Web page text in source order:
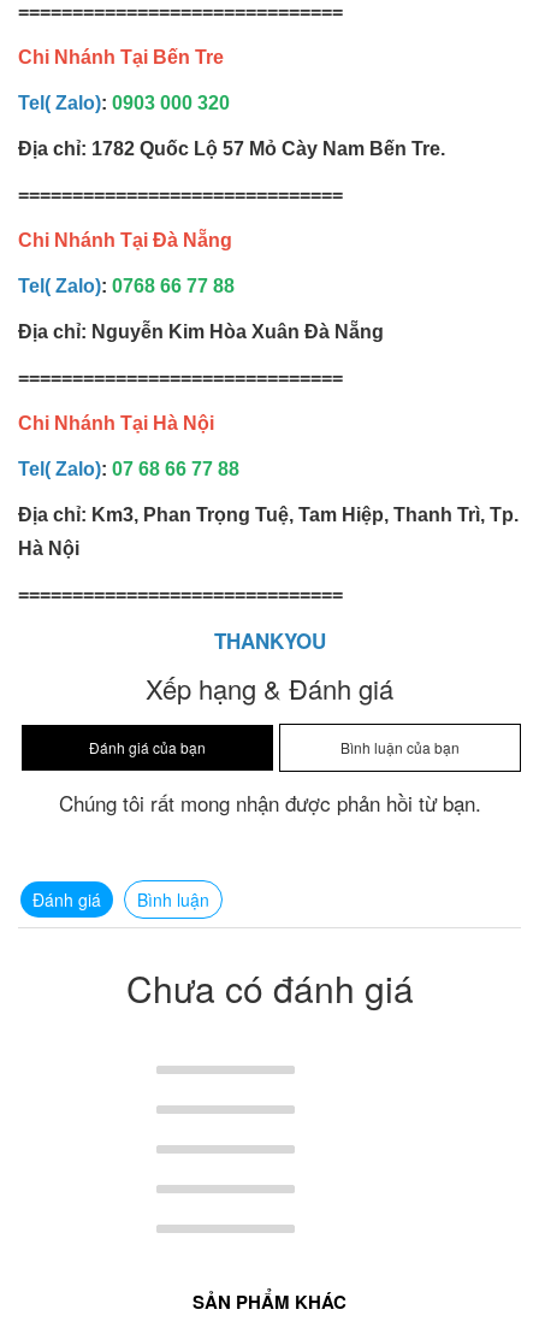
==============================
Chi Nhánh Tại Bến Tre
Tel( Zalo): 0903 000 320
Địa chỉ: 1782 Quốc Lộ 57 Mỏ Cày Nam Bến Tre.
==============================
Chi Nhánh Tại Đà Nẵng
Tel( Zalo): 0768 66 77 88
Địa chỉ: Nguyễn Kim Hòa Xuân Đà Nẵng
==============================
Chi Nhánh Tại Hà Nội
Tel( Zalo): 07 68 66 77 88
Địa chỉ: Km3, Phan Trọng Tuệ, Tam Hiệp, Thanh Trì, Tp.
Hà Nội
==============================
THANKYOU
Xếp hạng & Đánh giá
Chúng tôi rất mong nhận được phản hồi từ bạn.
Đánh giá Bình luận
Chưa có đánh giá
SẢN PHẨM KHÁC